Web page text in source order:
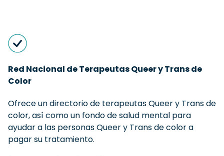
Red Nacional de Terapeutas Queer y Trans de
Color
Ofrece un directorio de terapeutas Queer y Trans de
color, así como un fondo de salud mental para
ayudar a las personas Queer y Trans de color a
pagar su tratamiento.